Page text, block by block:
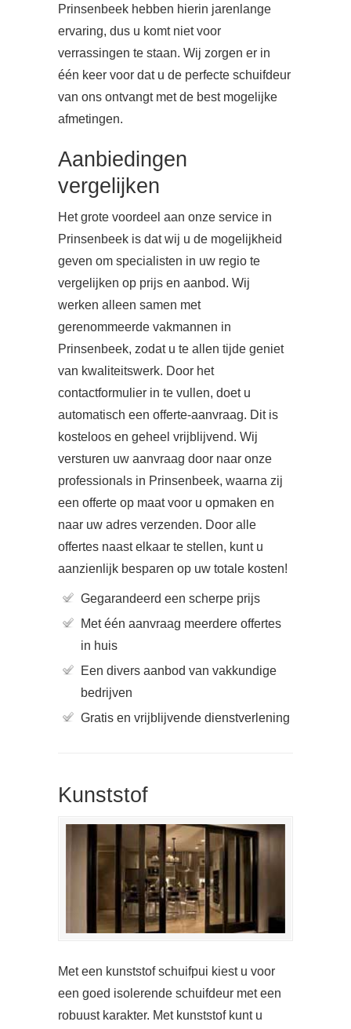
Prinsenbeek hebben hierin jarenlange
ervaring, dus u komt niet voor
verrassingen te staan. Wij zorgen er in
één keer voor dat u de perfecte schuifdeur
van ons ontvangt met de best mogelijke
afmetingen.
Aanbiedingen
vergelijken
Het grote voordeel aan onze service in
Prinsenbeek is dat wij u de mogelijkheid
geven om specialisten in uw regio te
vergelijken op prijs en aanbod. Wij
werken alleen samen met
gerenommeerde vakmannen in
Prinsenbeek, zodat u te allen tijde geniet
van kwaliteitswerk. Door het
contactformulier in te vullen, doet u
automatisch een offerte-aanvraag. Dit is
kosteloos en geheel vrijblijvend. Wij
versturen uw aanvraag door naar onze
professionals in Prinsenbeek, waarna zij
een offerte op maat voor u opmaken en
naar uw adres verzenden. Door alle
offertes naast elkaar te stellen, kunt u
aanzienlijk besparen op uw totale kosten!
Gegarandeerd een scherpe prijs
Met één aanvraag meerdere offertes
in huis
Een divers aanbod van vakkundige
bedrijven
Gratis en vrijblijvende dienstverlening
Kunststof
Met een kunststof schuifpui kiest u voor
een goed isolerende schuifdeur met een
robuust karakter. Met kunststof kunt u